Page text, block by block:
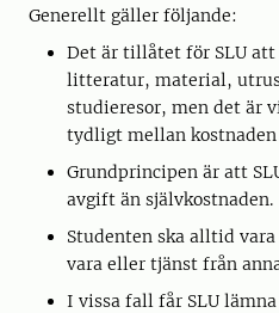
Generellt gäller följande:
Det är tillåtet för SLU
litteratur, material,
studieresor, men det är
tydligt mellan
Grundprincipen är att
avgift än självkostnaden.
Studenten ska alltid
vara eller tjänst från
I vissa fall får SLU